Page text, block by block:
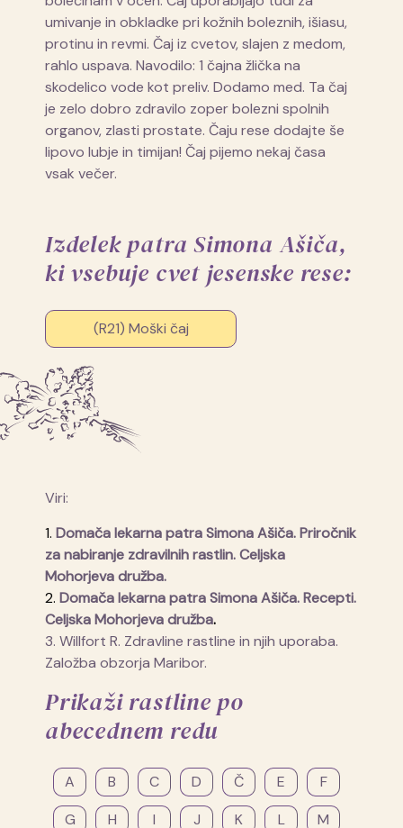
umivanje in obkladke pri kožnih boleznih, išiasu,
protinu in revmi. Čaj iz cvetov, slajen z medom,
rahlo uspava. Navodilo: 1 čajna žlička na
skodelico vode kot preliv. Dodamo med. Ta čaj
je zelo dobro zdravilo zoper bolezni spolnih
organov, zlasti prostate. Čaju rese dodajte še
lipovo lubje in timijan! Čaj pijemo nekaj časa
vsak večer.
Izdelek patra Simona Ašiča,
ki vsebuje cvet jesenske rese:
(R21) Moški čaj
Viri:
1. Domača lekarna patra Simona Ašiča. Priročnik
za nabiranje zdravilnih rastlin. Celjska
Mohorjeva družba.
2. Domača lekarna patra Simona Ašiča. Recepti.
Celjska Mohorjeva družba.
3. Willfort R. Zdravline rastline in njih uporaba.
Založba obzorja Maribor.
Prikaži rastline po
abecednem redu
A B C D Č E
F
G
H I J K L M